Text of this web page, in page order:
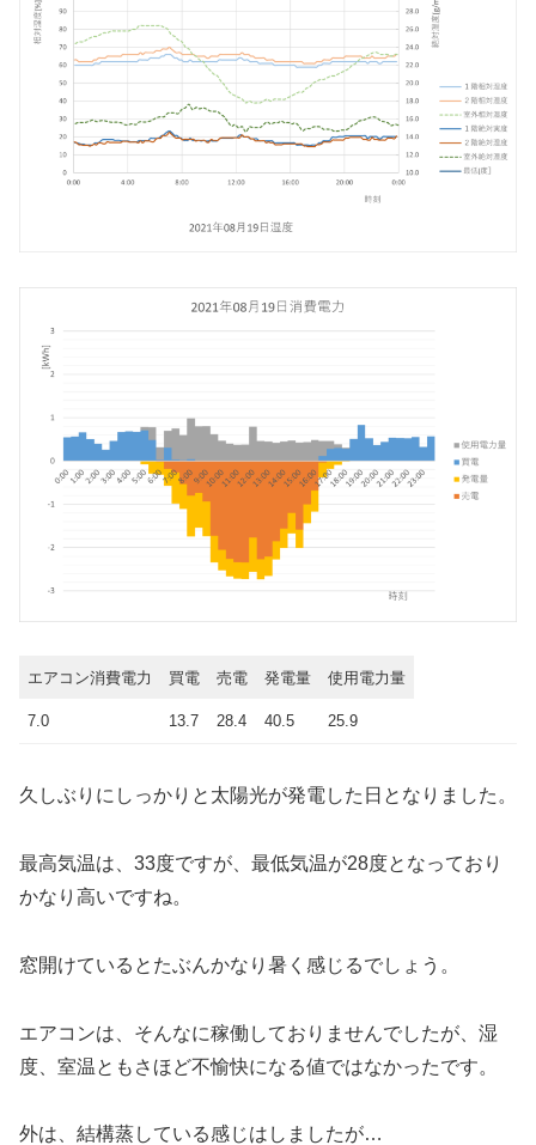
エアコン消費電力 買電 売電 発電量 使用電力量
7.0 13.7 28.4 40.5 25.9
久しぶりにしっかりと太陽光が発電した日となりました。
最高気温は、33度ですが、最低気温が28度となっており
かなり高いですね。
窓開けているとたぶんかなり暑く感じるでしょう。
エアコンは、そんなに稼働しておりませんでしたが、湿
度、室温ともさほど不愉快になる値ではなかったです。
外は、結構蒸している感じはしましたが…